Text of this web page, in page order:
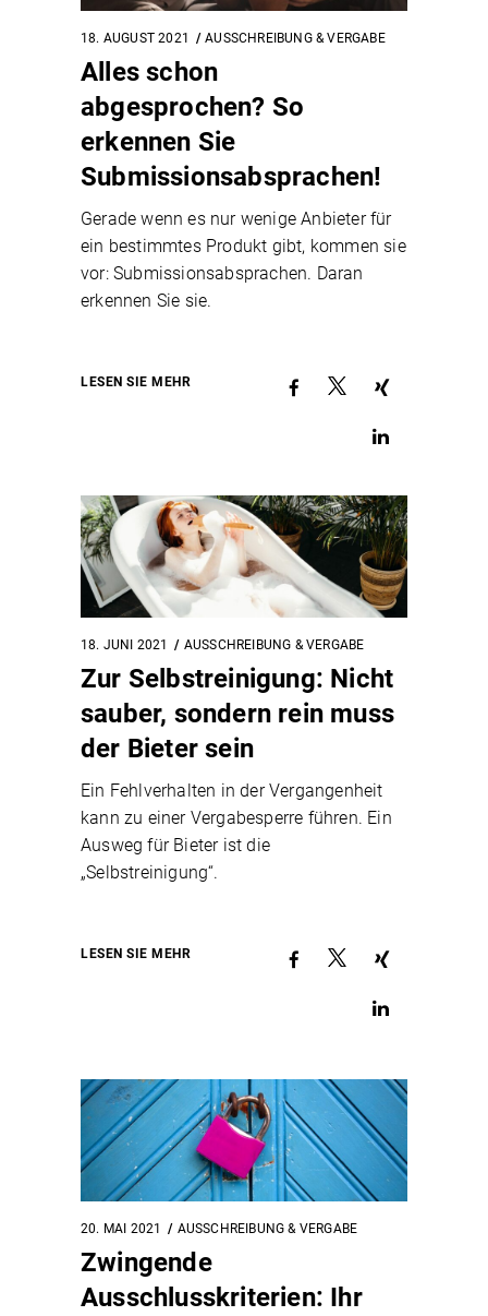
18. AUGUST 2021 AUSSCHREIBUNG & VERGABE
Alles schon
abgesprochen? So
erkennen Sie
Submissionsabsprachen!
Gerade wenn es nur wenige Anbieter für
ein bestimmtes Produkt gibt, kommen sie
vor: Submissionsabsprachen. Daran
erkennen Sie sie.
LESEN SIE MEHR
18. JUNI 2021 AUSSCHREIBUNG & VERGABE
Zur Selbstreinigung: Nicht
sauber, sondern rein muss
der Bieter sein
Ein Fehlverhalten in der Vergangenheit
kann zu einer Vergabesperre führen. Ein
Ausweg für Bieter ist die
„Selbstreinigung“.
LESEN SIE MEHR
20. MAI 2021 AUSSCHREIBUNG & VERGABE
Zwingende
Ausschlusskriterien: Ihr